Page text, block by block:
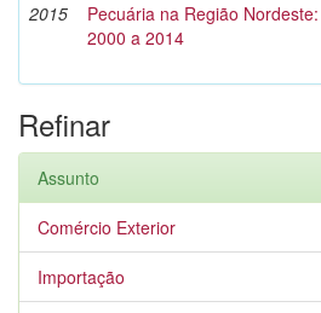
2015
Pecuária na Região Nordeste:
2000 a 2014
Refinar
Assunto
Comércio Exterior
Importação